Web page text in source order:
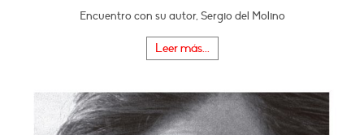
Encuentro con su autor, Sergio del Molino
Leer más...